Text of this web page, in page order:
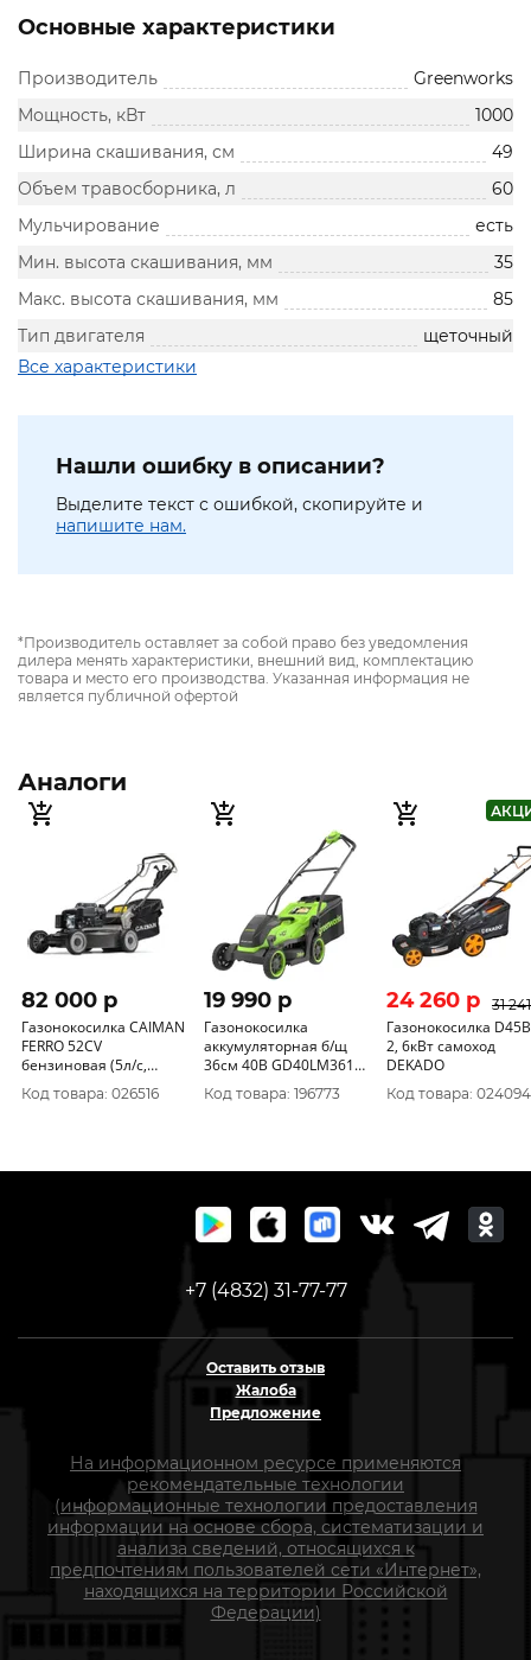
Основные характеристики
Производитель
Greenworks
Мощность, кВт
1000
Ширина скашивания, см
49
Объем травосборника, л
60
Мульчирование
есть
Мин. высота скашивания, мм
35
Макс. высота скашивания, мм
85
Тип двигателя
щеточный
Все характеристики
Нашли ошибку в описании?
Выделите текст с ошибкой, скопируйте и
напишите нам.
*Производитель оставляет за собой право без уведомления
дилера менять характеристики, внешний вид, комплектацию
товара и место его производства. Указанная информация не
является публичной офертой
Аналоги
82 000 p
Газонокосилка CAIMAN
FERRO 52CV
бензиновая (5л/с,
50см, высота
скашивания 20-70мм)
Код товара: 026516
19 990 p
Газонокосилка
аккумуляторная б/щ
36см 40В GD40LM361
(без АКБ и ЗУ)2520807
Код товара: 196773
24 260 p 31
Газонокосилка
2, 6кВт самоход
DEKADO
Код товара: 024094
+7 (4832) 31-77-77
Оставить отзыв
Жалоба
Предложение
На информационном ресурсе применяются
рекомендательные технологии
(информационные технологии предоставления
информации на основе сбора, систематизации и
анализа сведений, относящихся к
предпочтениям пользователей сети «Интернет»,
находящихся на территории Российской
Федерации)